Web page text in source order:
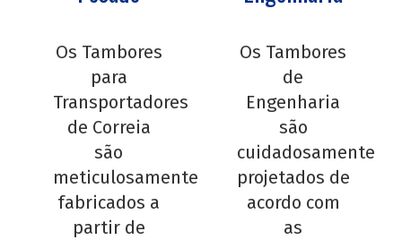
Os Tambores
para
Transportadores
de Correia
são
meticulosamente
fabricados a
partir de
Os Tambores
de
Engenharia
são
cuidadosamente
projetados de
acordo com
as